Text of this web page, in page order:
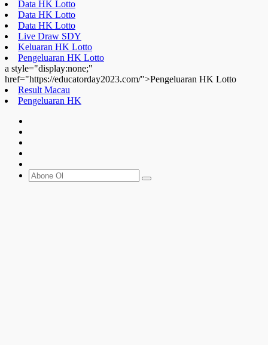
Data HK Lotto
Data HK Lotto
Data HK Lotto
Live Draw SDY
Keluaran HK Lotto
Pengeluaran HK Lotto
a style="display:none;"
href="https://educatorday2023.com/">Pengeluaran HK Lotto
Result Macau
Pengeluaran HK